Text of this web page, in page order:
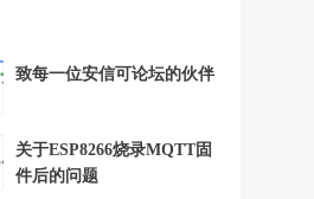
致每一位安信可论坛的伙伴
关于ESP8266烧录MQTT固
件后的问题